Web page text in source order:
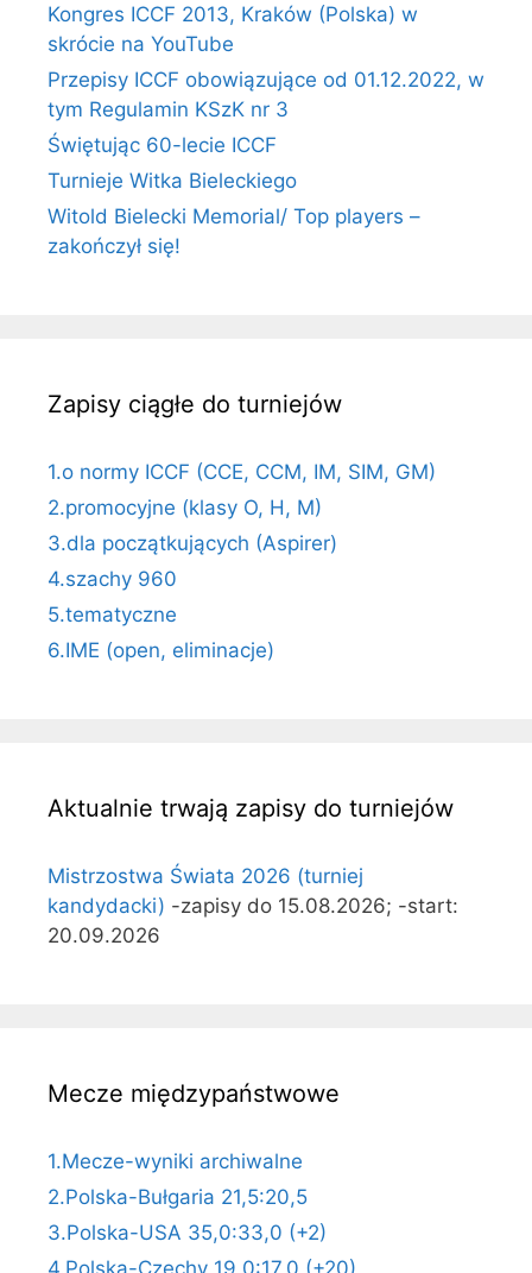
Kongres ICCF 2013, Kraków (Polska) w
skrócie na YouTube
Przepisy ICCF obowiązujące od 01.12.2022, w
tym Regulamin KSzK nr 3
Świętując 60-lecie ICCF
Turnieje Witka Bieleckiego
Witold Bielecki Memorial/ Top players –
zakończył się!
Zapisy ciągłe do turniejów
1.o normy ICCF (CCE, CCM, IM, SIM, GM)
2.promocyjne (klasy O, H, M)
3.dla początkujących (Aspirer)
4.szachy 960
5.tematyczne
6.IME (open, eliminacje)
Aktualnie trwają zapisy do turniejów
Mistrzostwa Świata 2026 (turniej
kandydacki) -zapisy do 15.08.2026; -start:
20.09.2026
Mecze międzypaństwowe
1.Mecze-wyniki archiwalne
2.Polska-Bułgaria 21,5:20,5
3.Polska-USA 35,0:33,0 (+2)
4.Polska-Czechy 19,0:17,0 (+20)